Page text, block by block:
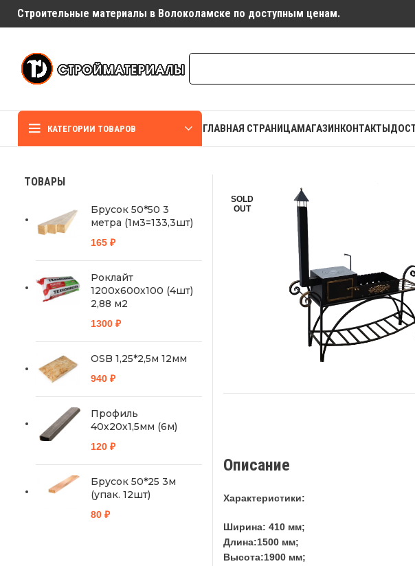
Строительные материалы в Волоколамске по доступным ценам.
КАТЕГОРИИ ТОВАРОВ ГЛАВНАЯ СТРАНИЦАМАГАЗИНКОНТАКТЫ
SOLD
OUT
Описание
Характеристики:
Ширина: 410 мм;
Длина:1500 мм;
Высота:1900 мм;
ТОВАРЫ
Брусок 50*50 3
метра (1м3=133,3шт)
165 ₽
Роклайт
1200х600х100 (4шт)
2,88 м2
1300 ₽
OSB 1,25*2,5м 12мм
940 ₽
Профиль
40х20х1,5мм (6м)
120 ₽
Брусок 50*25 3м
(упак. 12шт)
80 ₽